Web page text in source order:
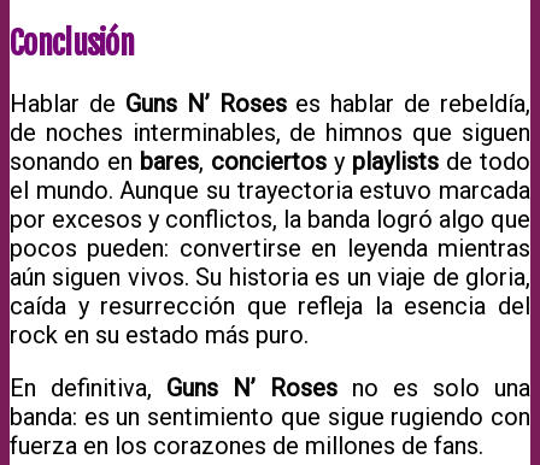
Conclusión
Hablar de Guns N’ Roseses hablar de rebeldía,
de noches interminables, de himnos que siguen
sonando en bares, conciertos y playlists de todo
el mundo. Aunque su trayectoria estuvo marcada
por excesos y conflictos, la banda logró algo que
pocos pueden: convertirse en leyenda mientras
aún siguen vivos. Su historia es un viaje de gloria,
caída y resurrección que refleja la esencia del
rock en su estado más puro.
En definitiva, Guns N’ Roses no es solo una
banda: es un sentimiento que sigue rugiendo con
fuerza en los corazones de millones de fans.